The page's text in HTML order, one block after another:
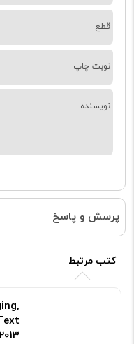
قطع
نوبت چاپ
نویسنده
پرسش و پاسخ
کتب مرتبط